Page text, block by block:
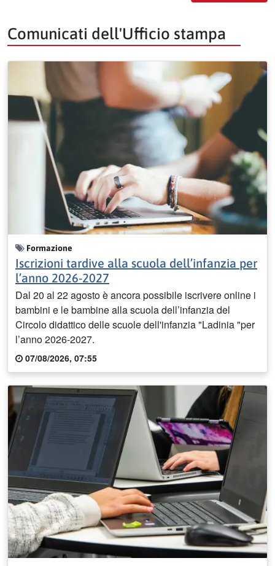
Comunicati dell'Ufficio stampa
Formazione
Iscrizioni tardive alla scuola dell’infanzia per
l’anno 2026-2027
Dal 20 al 22 agosto è ancora possibile iscrivere online i
bambini e le bambine alla scuola dell’infanzia del
Circolo didattico delle scuole dell'infanzia "Ladinia "per
l’anno 2026-2027.
07/08/2026, 07:55